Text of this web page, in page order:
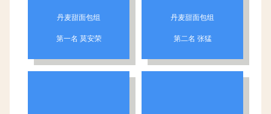
丹麦甜面包组
第一名 莫安荣
丹麦甜面包组
第二名 张猛